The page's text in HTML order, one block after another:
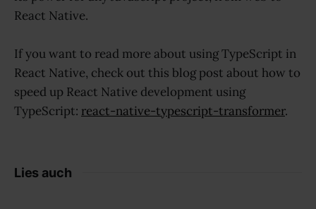
React Native.
If you want to read more about using TypeScript in
React Native, check out this blog post about how to
speed up React Native development using
TypeScript: react-native-typescript-transformer.
Lies auch